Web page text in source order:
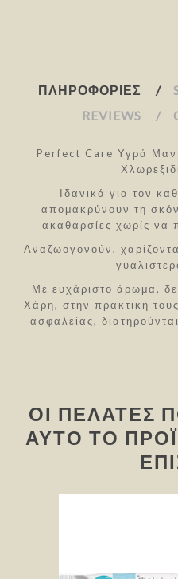
ΠΛΗΡΟΦΟΡΊΕΣ
REVIEWS
Perfect Care Υγρά
Ιδανικά για τον
απομακρύνουν τη
ακαθαρσίες χωρίς να
Αναζωογονούν,
Με ευχάριστο άρωμα,
Χάρη, στην πρακτική
ασφαλείας,
ΟΙ ΠΕΛΆΤΕΣ
ΑΥΤΌ ΤΟ